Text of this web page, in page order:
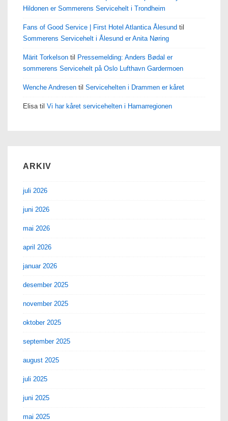
Hildonen er Sommerens Servicehelt i Trondheim
Fans of Good Service | First Hotel Atlantica Ålesund til
Sommerens Servicehelt i Ålesund er Anita Nøring
Märit Torkelson til
Pressemelding: Anders Bødal er
sommerens Servicehelt på Oslo Lufthavn Gardermoen
Wenche Andresen til Servicehelten i Drammen er kåret
Elisatil Vi har kåret servicehelten i Hamarregionen
ARKIV
juli 2026
juni 2026
mai 2026
april 2026
januar 2026
desember 2025
november 2025
oktober 2025
september 2025
august 2025
juli 2025
juni 2025
mai 2025